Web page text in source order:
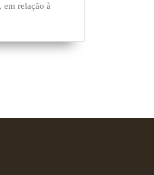
em relação à